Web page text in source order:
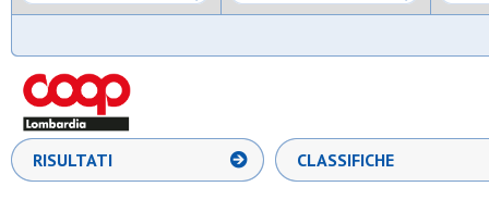
RISULTATI CLASSIFICHE